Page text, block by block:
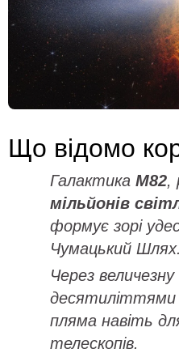
Що відомо
Галактика M82,
мільйонів
формує зорі
Чумацький Шлях.
Через величезну
десятиліттями
пляма навіть
телескопів.